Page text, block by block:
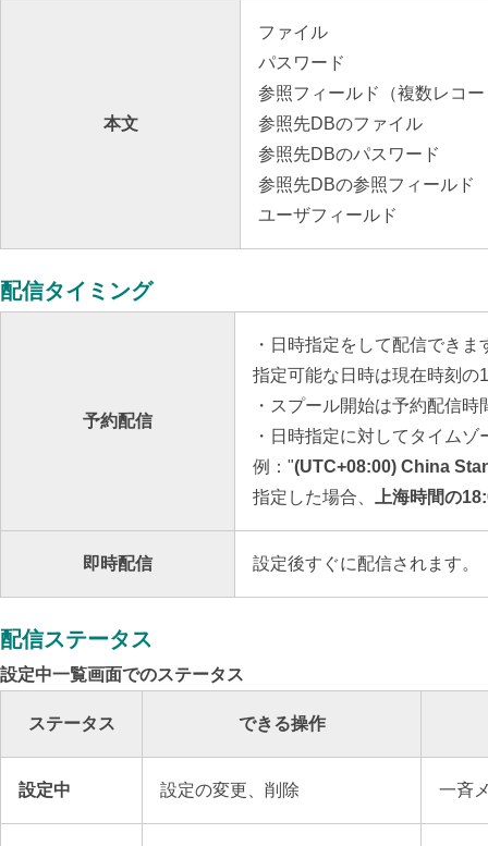
本文
ファイル
パスワード
参照フィールド（複数レコ
参照先DBのファイル
参照先DBのパスワード
参照先DBの参照フィールド
ユーザフィールド
配信タイミング
予約配信
・日時指定をして配信できま
指定可能な日時は現在時刻の
・スプール開始は予約配信
・日時指定に対してタイム
例："(UTC+08:00) China
指定した場合、
上海時間の
即時配信 設定後すぐに配信されます。
配信ステータス
設定中一覧画面でのステータス
ステータス できる操作
設定中 設定の変更、削除 一斉